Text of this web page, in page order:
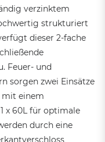
verzinktem
strukturiert
dieser 2-fache
Feuer- und
sorgen zwei Einsätze
mit einem
x 60L für optimale
durch eine